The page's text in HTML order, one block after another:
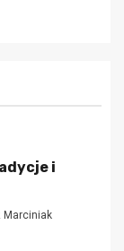
i
Marciniak